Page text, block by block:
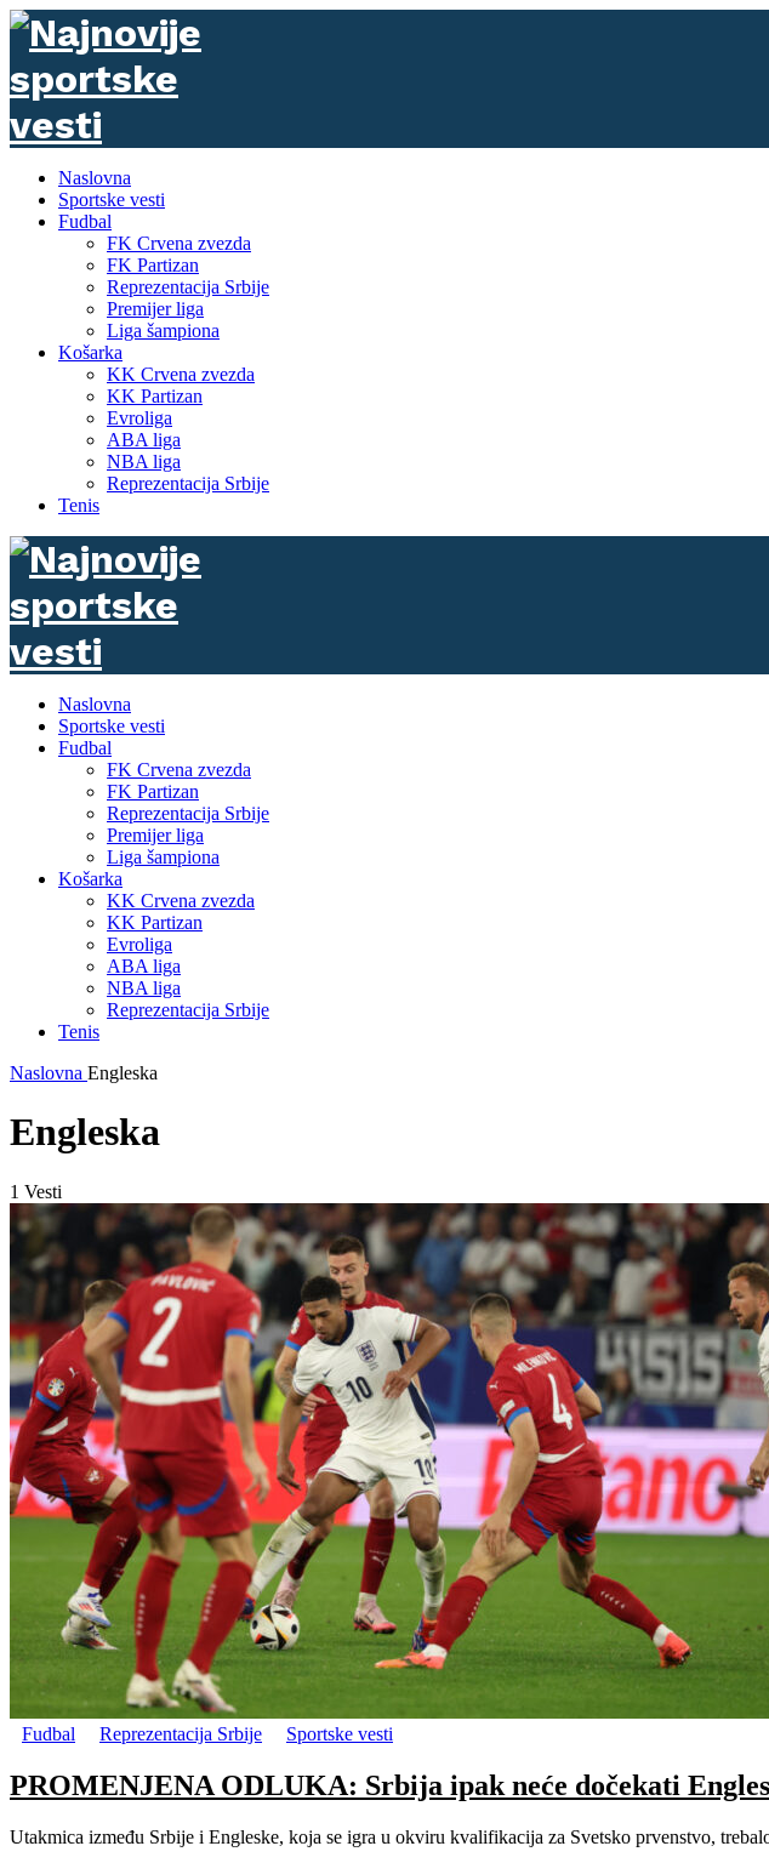
Naslovna
Sportske vesti
Fudbal
FK Crvena zvezda
FK Partizan
Reprezentacija Srbije
Premijer liga
Liga šampiona
Košarka
KK Crvena zvezda
KK Partizan
Evroliga
ABA liga
NBA liga
Reprezentacija Srbije
Tenis
Naslovna
Sportske vesti
Fudbal
FK Crvena zvezda
FK Partizan
Reprezentacija Srbije
Premijer liga
Liga šampiona
Košarka
KK Crvena zvezda
KK Partizan
Evroliga
ABA liga
NBA liga
Reprezentacija Srbije
Tenis
Naslovna Engleska
Engleska
1 Vesti
Fudbal Reprezentacija Srbije Sportske vesti
PROMENJENA ODLUKA: Srbija ipak neće dočekati
Utakmica između Srbije i Engleske, koja se igra u okviru kvalifikacija za Svetsko prvenstvo,